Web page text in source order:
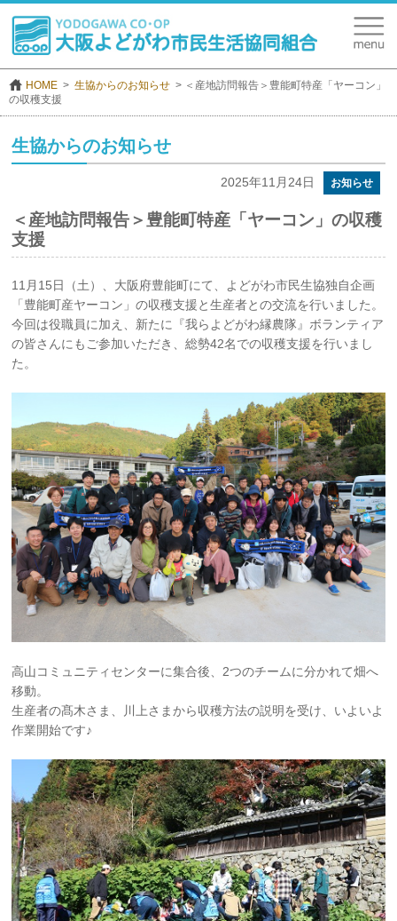
HOME 生協からのお知らせ
＜産地訪問報告＞豊能町特産「ヤーコン」
の収穫支援
生協からのお知らせ
2025年11月24日 お知らせ
＜産地訪問報告＞豊能町特産「ヤーコン」の収穫
支援
11月15日（土）、大阪府豊能町にて、よどがわ市民生協独自企画
「豊能町産ヤーコン」の収穫支援と生産者との交流を行いました。
今回は役職員に加え、新たに『我らよどがわ縁農隊』ボランティア
の皆さんにもご参加いただき、総勢42名での収穫支援を行いまし
た。
高山コミュニティセンターに集合後、2つのチームに分かれて畑へ
移動。
生産者の髙木さま、川上さまから収穫方法の説明を受け、いよいよ
作業開始です♪